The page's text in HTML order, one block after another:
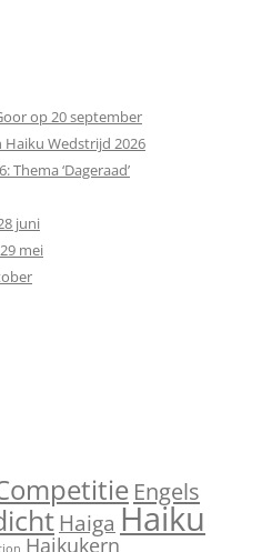
op 20 september
Haiku Wedstrijd 2026
‘Dageraad’
juni
mei
Engels
Haiga Haiku
Haikukern